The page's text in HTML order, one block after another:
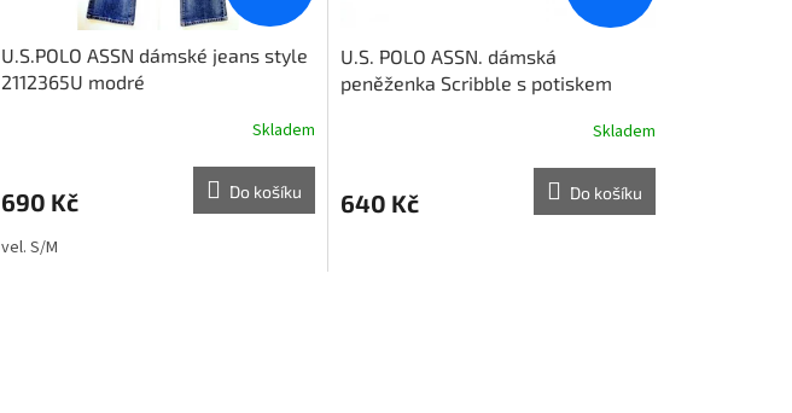
U.S.POLO ASSN dámské jeans style
2112365U modré
Skladem
690 Kč Do košíku
vel. S/M
U.S. POLO ASSN. dámská
peněženka Scribble s potiskem
Skladem
640 Kč Do košíku